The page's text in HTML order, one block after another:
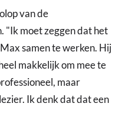
van de
"Ik moet zeggen dat het
samen te werken. Hij
makkelijk om mee te
maar
Ik denk dat dat een